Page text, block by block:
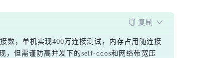
复制
数，单机实现400万连接测试，内存占用随连接
，但需谨防高并发下的self-ddos和网络带宽压